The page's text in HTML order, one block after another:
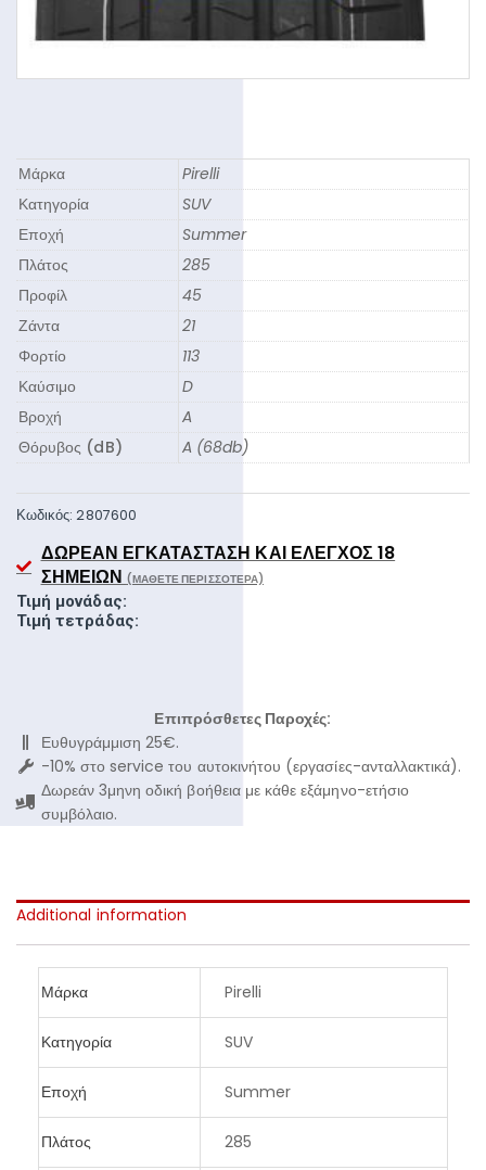
Μάρκα
Pirelli
Κατηγορία
SUV
Εποχή
Summer
Πλάτος
285
Προφίλ
45
Ζάντα
21
Φορτίο
113
Καύσιμο
D
Βροχή
A
Θόρυβος (dB)
A (68db)
Κωδικός:2807600
ΔΩΡΕΆΝ ΕΓΚΑΤΆΣΤΑΣΗ ΚΑΙ ΈΛΕΓΧΟΣ 18
ΣΗΜΕΊΩΝ (ΜΆΘΕΤΕ ΠΕΡΙΣΣΌΤΕΡΑ)
Τιμή μονάδας:
Τιμή τετράδας:
Επιπρόσθετες Παροχές:
Ευθυγράμμιση 25€.
-10% στο service του αυτοκινήτου (εργασίες-ανταλλακτικά).
Δωρεάν 3μηνη οδική βοήθεια με κάθε εξάμηνο-ετήσιο
συμβόλαιο.
Additional information
Μάρκα Pirelli
Κατηγορία SUV
Εποχή Summer
Πλάτος 285